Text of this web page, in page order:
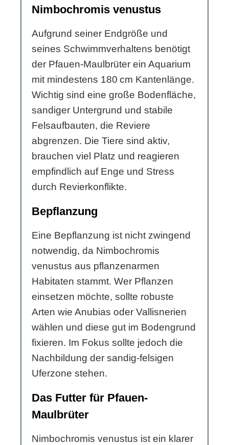
Nimbochromis venustus
Aufgrund seiner Endgröße und
seines Schwimmverhaltens benötigt
der Pfauen-Maulbrüter ein Aquarium
mit mindestens 180 cm Kantenlänge.
Wichtig sind eine große Bodenfläche,
sandiger Untergrund und stabile
Felsaufbauten, die Reviere
abgrenzen. Die Tiere sind aktiv,
brauchen viel Platz und reagieren
empfindlich auf Enge und Stress
durch Revierkonflikte.
Bepflanzung
Eine Bepflanzung ist nicht zwingend
notwendig, da Nimbochromis
venustus aus pflanzenarmen
Habitaten stammt. Wer Pflanzen
einsetzen möchte, sollte robuste
Arten wie Anubias oder Vallisnerien
wählen und diese gut im Bodengrund
fixieren. Im Fokus sollte jedoch die
Nachbildung der sandig-felsigen
Uferzone stehen.
Das Futter für Pfauen-
Maulbrüter
Nimbochromis venustus ist ein klarer